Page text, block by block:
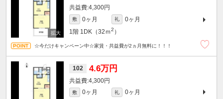
4,300円
敷 0ヶ月 礼
0ヶ月
1階 1DK（32ｍ2 ）
☆今だけキャンペーン中☆家賃・共益費が2ヵ月無料に！！！
102 4.6万円
4,300円
敷 0ヶ月 礼
0ヶ月